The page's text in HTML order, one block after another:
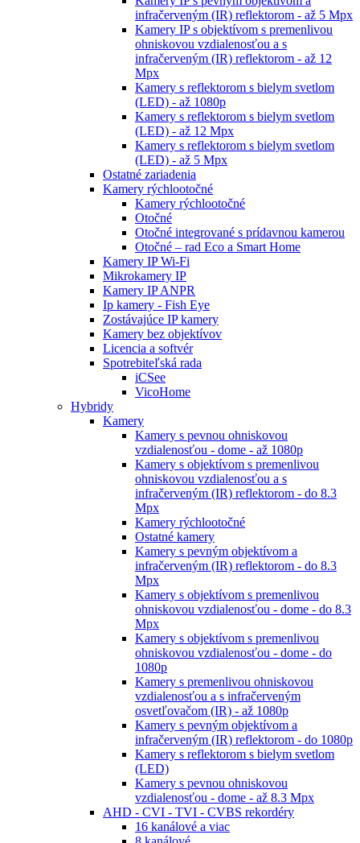
infračerveným (IR) reflektorom - až 5 Mpx
Kamery IP s objektívom s premenlivou
ohniskovou vzdialenosťou a s
infračerveným (IR) reflektorom - až 12
Mpx
Kamery s reflektorom s bielym svetlom
(LED) - až 1080p
Kamery s reflektorom s bielym svetlom
(LED) - až 12 Mpx
Kamery s reflektorom s bielym svetlom
(LED) - až 5 Mpx
Ostatné zariadenia
Kamery rýchlootočné
Kamery rýchlootočné
Otočné
Otočné integrované s prídavnou kamerou
Otočné – rad Eco a Smart Home
Kamery IP Wi-Fi
Mikrokamery IP
Kamery IP ANPR
Ip kamery - Fish Eye
Zostávajúce IP kamery
Kamery bez objektívov
Licencia a softvér
Spotrebiteľská rada
iCSee
VicoHome
Hybridy
Kamery
Kamery s pevnou ohniskovou
vzdialenosťou - dome - až 1080p
Kamery s objektívom s premenlivou
ohniskovou vzdialenosťou a s
infračerveným (IR) reflektorom - do 8.3
Mpx
Kamery rýchlootočné
Ostatné kamery
Kamery s pevným objektívom a
infračerveným (IR) reflektorom - do 8.3
Mpx
Kamery s objektívom s premenlivou
ohniskovou vzdialenosťou - dome - do 8.3
Mpx
Kamery s objektívom s premenlivou
ohniskovou vzdialenosťou - dome - do
1080p
Kamery s premenlivou ohniskovou
vzdialenosťou a s infračerveným
osvetľovačom (IR) - až 1080p
Kamery s pevným objektívom a
infračerveným (IR) reflektorom - do 1080p
Kamery s reflektorom s bielym svetlom
(LED)
Kamery s pevnou ohniskovou
vzdialenosťou - dome - až 8.3 Mpx
AHD - CVI - TVI - CVBS rekordéry
16 kanálové a viac